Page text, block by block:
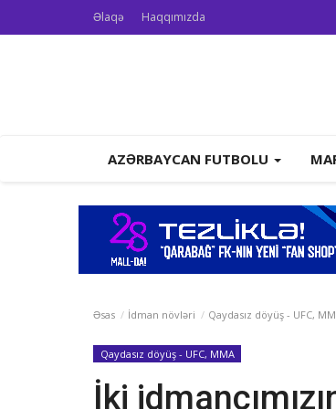
Əlaqə Haqqımızda
AZƏRBAYCAN FUTBOLU
Əsas İdman növləri Qaydasız döyüş - UFC,
Qaydasız döyüş - UFC, MMA
İki